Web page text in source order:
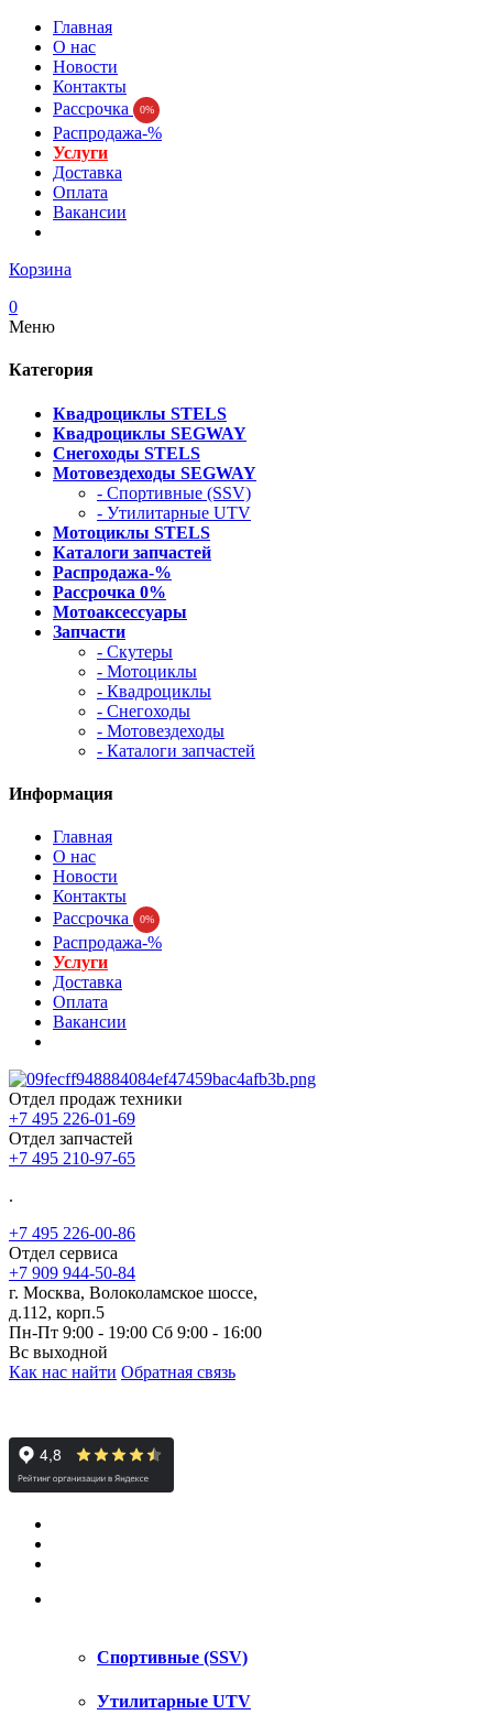
Главная
О нас
Новости
Контакты
Рассрочка
0%
Распродажа-%
Услуги
Доставка
Оплата
Вакансии
Корзина
0
Меню
Категория
Квадроциклы STELS
Квадроциклы SEGWAY
Снегоходы STELS
Мотовездеходы SEGWAY
- Спортивные (SSV)
- Утилитарные UTV
Мотоциклы STELS
Каталоги запчастей
Распродажа-%
Рассрочка 0%
Мотоаксессуары
Запчасти
- Скутеры
- Мотоциклы
- Квадроциклы
- Снегоходы
- Мотовездеходы
- Каталоги запчастей
Информация
Главная
О нас
Новости
Контакты
Рассрочка
0%
Распродажа-%
Услуги
Доставка
Оплата
Вакансии
Отдел продаж техники
+7 495 226-01-69
Отдел запчастей
+7 495 210-97-65
.
+7 495 226-00-86
Отдел сервиса
+7 909 944-50-84
г. Москва, Волоколамское шоссе,
д.112, корп.5
Пн-Пт 9:00 - 19:00 Сб 9:00 - 16:00
Вс выходной
Как нас найти Обратная связь
Спортивные (SSV)
Утилитарные UTV